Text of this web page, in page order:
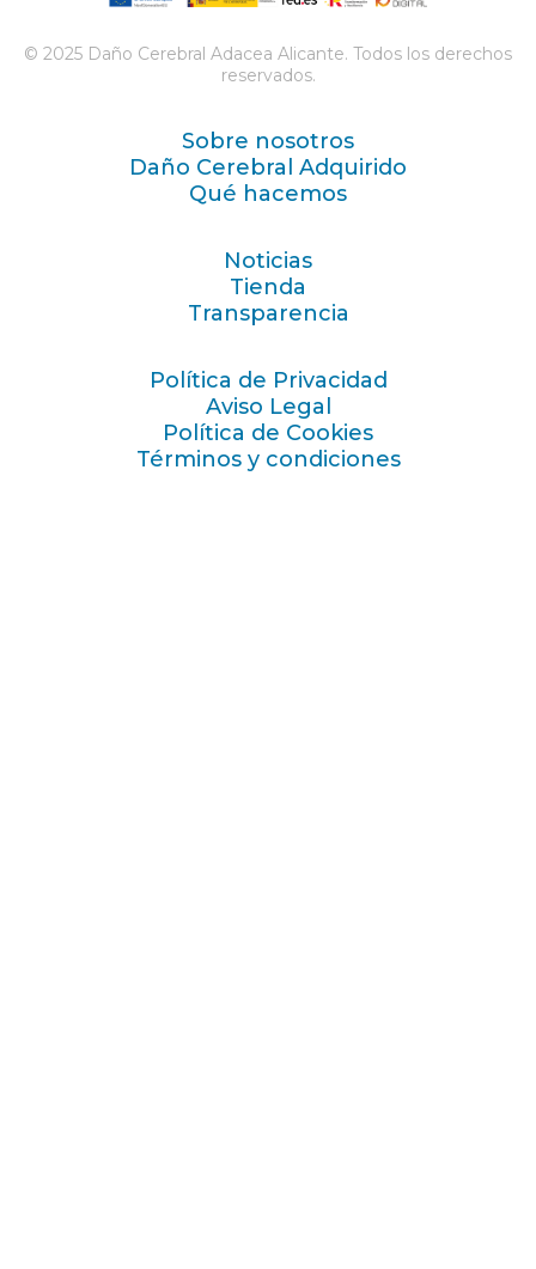
© 2025 Daño Cerebral Adacea Alicante. Todos los derechos
reservados.
Sobre nosotros
Daño Cerebral Adquirido
Qué hacemos
Noticias
Tienda
Transparencia
Política de Privacidad
Aviso Legal
Política de Cookies
Términos y condiciones